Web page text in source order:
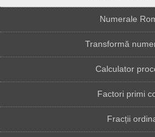
Numerale
Transformă
Calculator
Factori primi
Fracții